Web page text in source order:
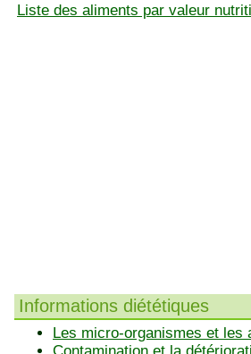
Liste des aliments par valeur
Informations diététiques
Les micro-organismes et les